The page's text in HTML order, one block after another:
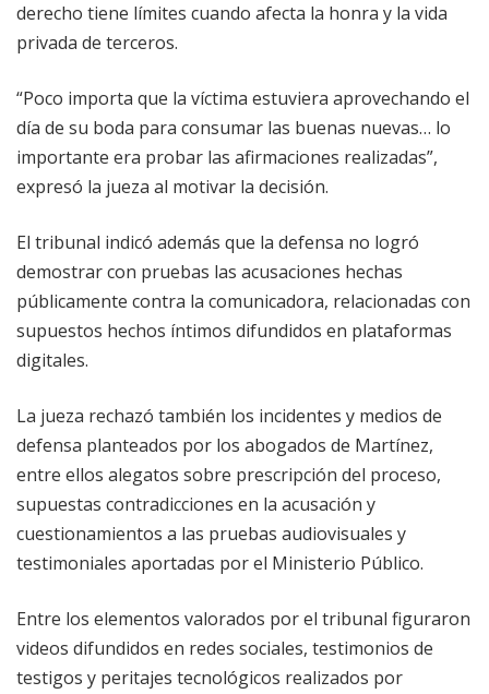
derecho tiene límites cuando afecta la honra y la vida
privada de terceros.
“Poco importa que la víctima estuviera aprovechando el
día de su boda para consumar las buenas nuevas… lo
importante era probar las afirmaciones realizadas”,
expresó la jueza al motivar la decisión.
El tribunal indicó además que la defensa no logró
demostrar con pruebas las acusaciones hechas
públicamente contra la comunicadora, relacionadas con
supuestos hechos íntimos difundidos en plataformas
digitales.
La jueza rechazó también los incidentes y medios de
defensa planteados por los abogados de Martínez,
entre ellos alegatos sobre prescripción del proceso,
supuestas contradicciones en la acusación y
cuestionamientos a las pruebas audiovisuales y
testimoniales aportadas por el Ministerio Público.
Entre los elementos valorados por el tribunal figuraron
videos difundidos en redes sociales, testimonios de
testigos y peritajes tecnológicos realizados por